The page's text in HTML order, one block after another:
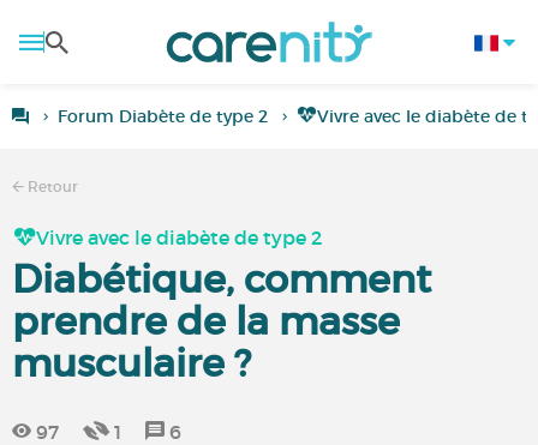
Forum Diabète de type 2 Vivre avec le diabète de
Retour
Vivre avec le diabète de type 2
Diabétique, comment
prendre de la masse
musculaire ?
97 1 6